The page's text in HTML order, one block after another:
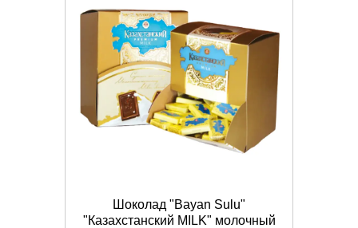
Шоколад "Bayan Sulu"
"Казахстанский MILK" молочный